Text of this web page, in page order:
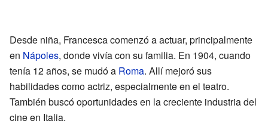
Desde niña, Francesca comenzó a actuar, principalmente
en Nápoles, donde vivía con su familia. En 1904, cuando
tenía 12 años, se mudó a Roma. Allí mejoró sus
habilidades como actriz, especialmente en el teatro.
También buscó oportunidades en la creciente industria del
cine en Italia.